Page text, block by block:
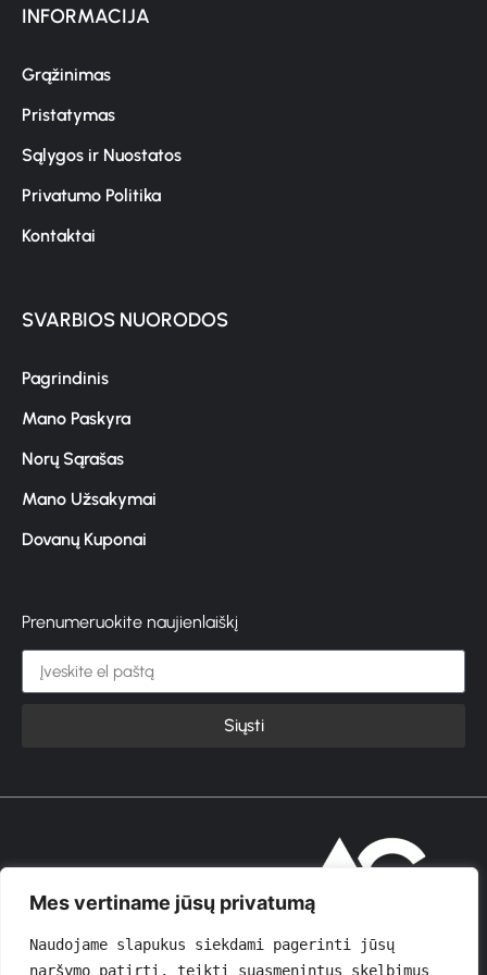
Mes vertiname jūsų privatumą
Naudojame slapukus siekdami pagerinti jūsų
naršymo patirtį, teikti suasmenintus skelbimus
INFORMACIJA
Grąžinimas
Pristatymas
Sąlygos ir Nuostatos
Privatumo Politika
Kontaktai
SVARBIOS NUORODOS
Pagrindinis
Mano Paskyra
Norų Sąrašas
Mano Užsakymai
Dovanų Kuponai
Prenumeruokite naujienlaiškį
Siųsti
© 2026 GROŽIOVITA